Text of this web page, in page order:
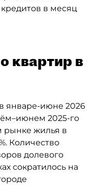
в месяц
квартир в
январе-июне 2026
2025-го
рынке жилья в
Количество
долевого
сократилось на